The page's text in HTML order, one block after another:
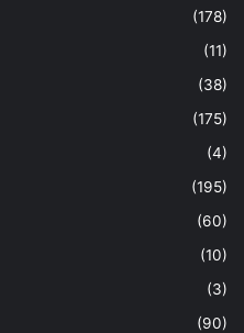
(178)
(11)
(38)
(175)
(4)
(195)
(60)
(10)
(3)
(90)